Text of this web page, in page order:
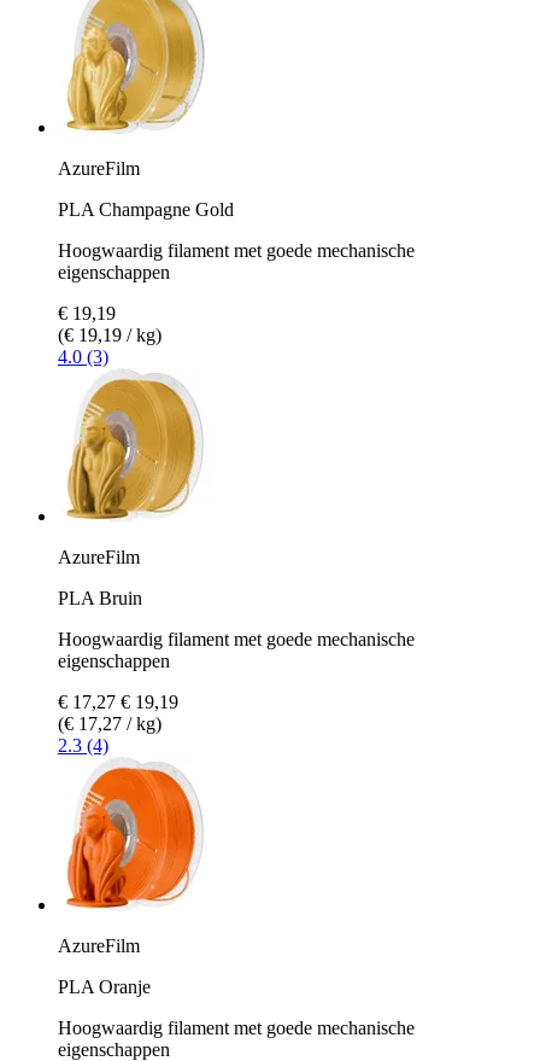
AzureFilm
PLA Champagne Gold
Hoogwaardig filament met goede mechanische
eigenschappen
€ 19,19
(€ 19,19 / kg)
4.0 (3)
AzureFilm
PLA Bruin
Hoogwaardig filament met goede mechanische
eigenschappen
€ 17,27 € 19,19
(€ 17,27 / kg)
2.3 (4)
AzureFilm
PLA Oranje
Hoogwaardig filament met goede mechanische
eigenschappen